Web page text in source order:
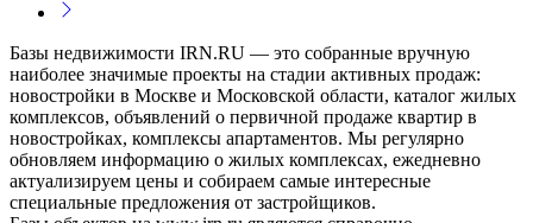
Базы недвижимости IRN.RU — это собранные вручную
наиболее значимые проекты на стадии активных продаж:
новостройки в Москве и Московской области, каталог жилых
комплексов, объявлений о первичной продаже квартир в
новостройках, комплексы апартаментов. Мы регулярно
обновляем информацию о жилых комплексах, ежедневно
актуализируем цены и собираем самые интересные
специальные предложения от застройщиков.